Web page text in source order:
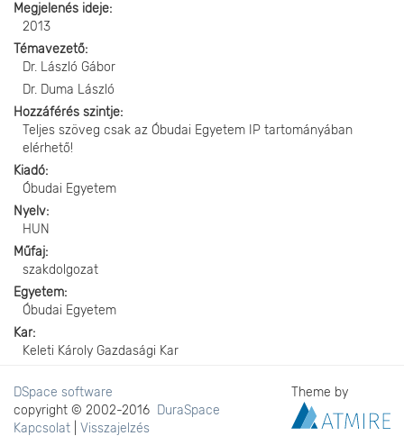
Megjelenés ideje
2013
Témavezető
Dr. László Gábor
Dr. Duma László
Hozzáférés szintje
Teljes szöveg csak az Óbudai Egyetem IP tartományában
elérhető!
Kiadó
Óbudai Egyetem
Nyelv
HUN
Műfaj
szakdolgozat
Egyetem
Óbudai Egyetem
Kar
Keleti Károly Gazdasági Kar
DSpace software
copyright © 2002-2016 DuraSpace
Kapcsolat
Visszajelzés
Theme by